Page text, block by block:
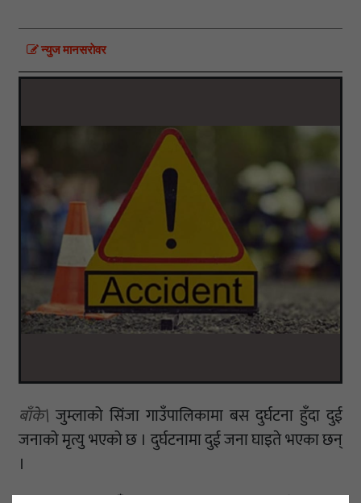
न्युज मानसराेवर
बाँके\ जुम्लाको सिंजा गाउँपालिकामा बस दुर्घटना हुँदा दुई
जनाको मृत्यु भएको छ । दुर्घटनामा दुई जना घाइते भएका छन्
।